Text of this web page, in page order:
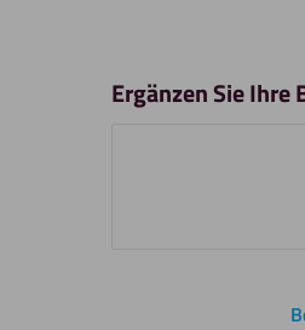
Ergänzen Sie Ihre